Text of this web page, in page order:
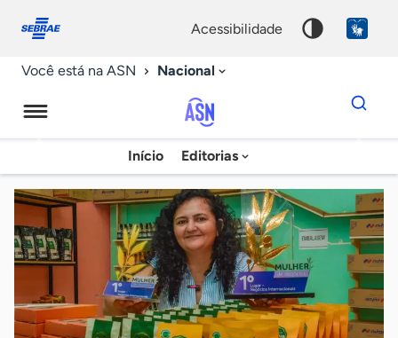
conosco
acessibilidade
Você está na ASN Nacional
Agência
Sebrae
de
Notícias
Início Editorias
Dados
para
chave